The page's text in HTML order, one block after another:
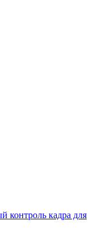
контроль кадра для